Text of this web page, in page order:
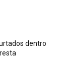
dentro